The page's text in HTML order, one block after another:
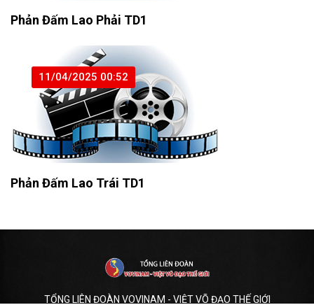
Phản Đấm Lao Phải TD1
11/04/2025 00:52
Phản Đấm Lao Trái TD1
TỔNG LIÊN ĐOÀN VOVINAM - VIỆT VÕ ĐẠO THẾ GIỚI